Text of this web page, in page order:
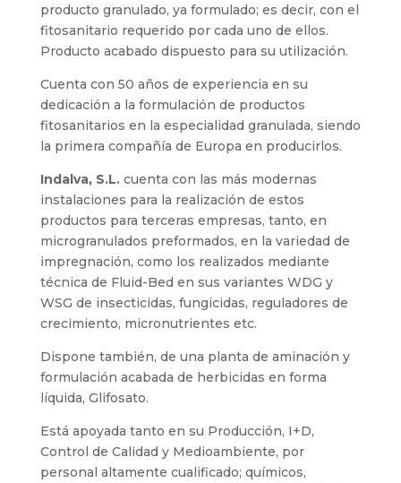
producto granulado, ya formulado; es decir, con el
fitosanitario requerido por cada uno de ellos.
Producto acabado dispuesto para su utilización.
Cuenta con 50 años de experiencia en su
dedicación a la formulación de productos
fitosanitarios en la especialidad granulada, siendo
la primera compañía de Europa en producirlos.
Indalva, S.L.cuenta con las más modernas
instalaciones para la realización de estos
productos para terceras empresas, tanto, en
microgranulados preformados, en la variedad de
impregnación, como los realizados mediante
técnica de Fluid-Bed en sus variantes WDG y
WSG de insecticidas, fungicidas, reguladores de
crecimiento, micronutrientes etc.
Dispone también, de una planta de aminación y
formulación acabada de herbicidas en forma
líquida, Glifosato.
Está apoyada tanto en su Producción, I+D,
Control de Calidad y Medioambiente, por
personal altamente cualificado; químicos,